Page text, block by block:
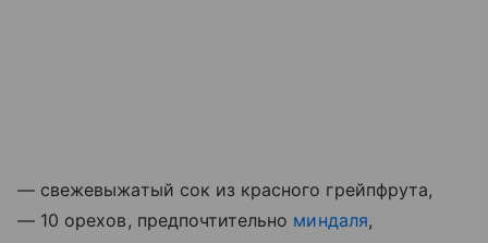
— свежевыжатый сок из красного грейпфрута,
— 10 орехов, предпочтительно миндаля,